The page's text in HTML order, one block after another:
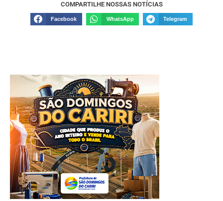
COMPARTILHE NOSSAS NOTÍCIAS
Facebook WhatsApp Telegram